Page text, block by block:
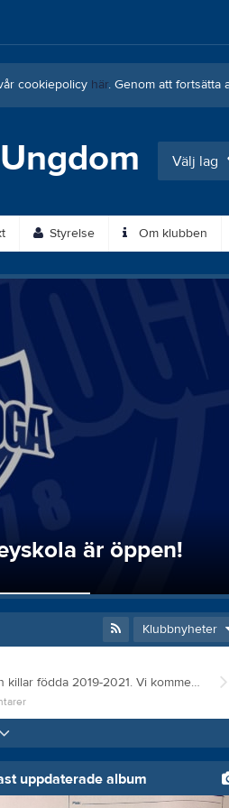
cookiepolicy här. Genom att fortsätta
Välj lag
Styrelse Om klubben
är öppen!
Klubbnyheter
BIK Karlskoga Ungdom bedriver hockeyskola för tjejer och killar födda 2019-2021. Vi kommer ha en grupp för bara tjejer. Du är välkommen oavsett bakgrund eller skridskokunskap för att prova på hur det är ute på isen. Obligatorisk utrustning är godkänd hjälm med galler samt skridskor. Vi har ett fåtal låneutrustningar att låna ut, först till kvarn gäller. Första sammankomsten är Lördag den 26 september mellan 09:00 - 11.00 . Alla hälsas hjärtligt välkomna! Anmäl dig här!
uppdaterade album